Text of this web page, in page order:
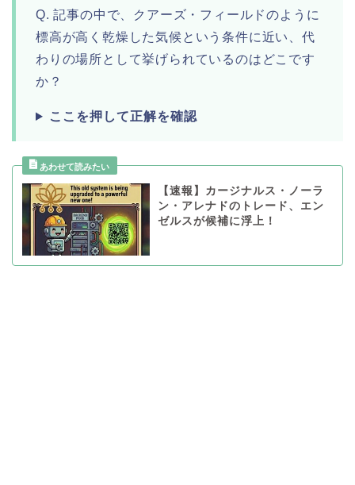
Q. 記事の中で、クアーズ・フィールドのように
標高が高く乾燥した気候という条件に近い、代
わりの場所として挙げられているのはどこです
か？
ここを押して正解を確認
【速報】カージナルス・ノーラ
ン・アレナドのトレード、エン
ゼルスが候補に浮上！